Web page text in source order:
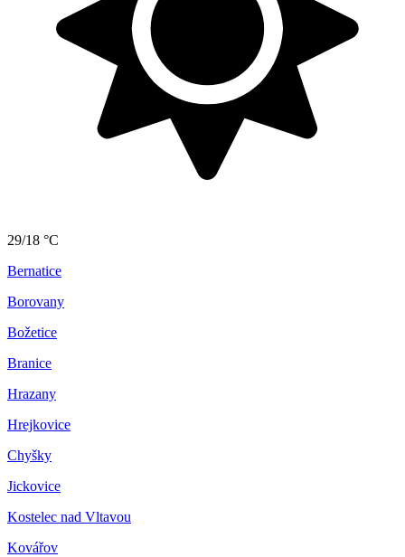
29/18 °C
Bernatice
Borovany
Božetice
Branice
Hrazany
Hrejkovice
Chyšky
Jickovice
Kostelec nad Vltavou
Kovářov